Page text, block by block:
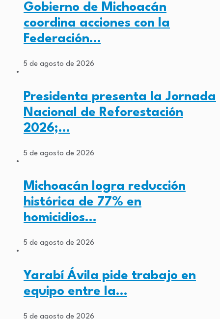
Gobierno de Michoacán
coordina acciones con la
Federación…
5 de agosto de 2026
Presidenta presenta la Jornada
Nacional de Reforestación
2026;…
5 de agosto de 2026
Michoacán logra reducción
histórica de 77% en
homicidios…
5 de agosto de 2026
Yarabí Ávila pide trabajo en
equipo entre la…
5 de agosto de 2026